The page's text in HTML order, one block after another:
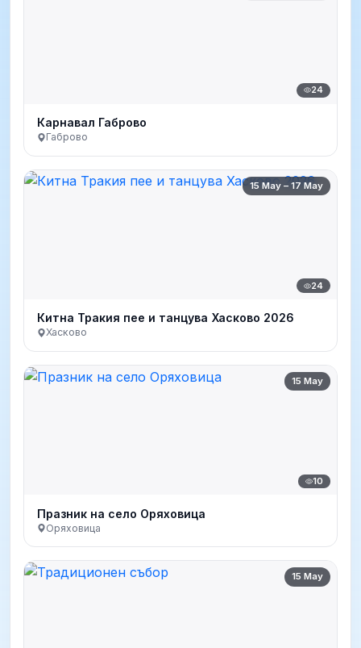
24
Карнавал Габрово
Габрово
15 May – 17 May
24
Китна Тракия пее и танцува Хасково 2026
Хасково
15 May
10
Празник на село Оряховица
Оряховица
15 May